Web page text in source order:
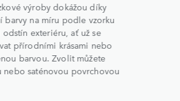
výroby dokážou díky
barvy na míru podle vzorku
exteriéru, ať už se
přírodními krásami nebo
barvou. Zvolit můžete
nebo saténovou povrchovou